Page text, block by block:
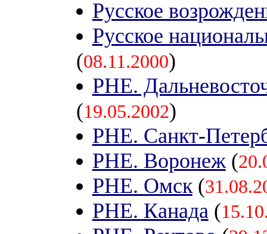
Русское
Русское
(08.11.2000)
РНЕ.
(19.05.2002)
РНЕ. Санкт-
РНЕ. Воронеж(
РНЕ. Омск(
РНЕ. Канада (